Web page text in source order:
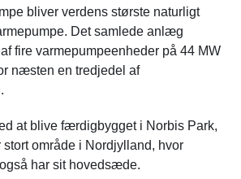
bliver verdens største naturligt
Det samlede anlæg
fire varmepumpeenheder på 44 MW
næsten en tredjedel af
at blive færdigbygget i Norbis Park,
stort område i Nordjylland, hvor
har sit hovedsæde.